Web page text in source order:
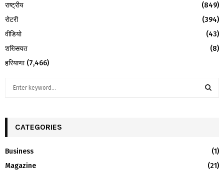
राष्ट्रीय
(849)
रोटरी
(394)
वीडियो
(43)
शख्सियत
(8)
हरियाणा(7,466)
h
o
r
R
CATEGORIES
Business
(1)
Magazine
(21)